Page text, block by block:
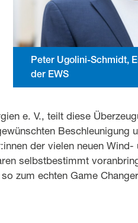
Peter Ugolini-Schmidt,
der EWS
e. V., teilt diese
Beschleunigung
der vielen neuen Wind-
selbstbestimmt
zum echten Game